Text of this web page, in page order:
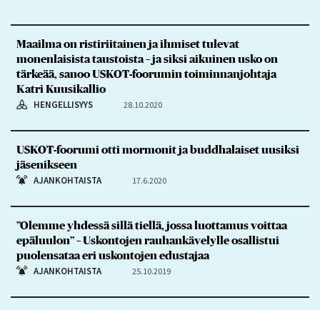
Maailma on ristiriitainen ja ihmiset tulevat
monenlaisista taustoista – ja siksi aikuinen usko on
tärkeää, sanoo USKOT-foorumin toiminnanjohtaja
Katri Kuusikallio
HENGELLISYYS 28.10.2020
USKOT-foorumi otti mormonit ja buddhalaiset uusiksi
jäsenikseen
AJANKOHTAISTA 17.6.2020
”Olemme yhdessä sillä tiellä, jossa luottamus voittaa
epäluulon” – Uskontojen rauhankävelylle osallistui
puolensataa eri uskontojen edustajaa
AJANKOHTAISTA 25.10.2019